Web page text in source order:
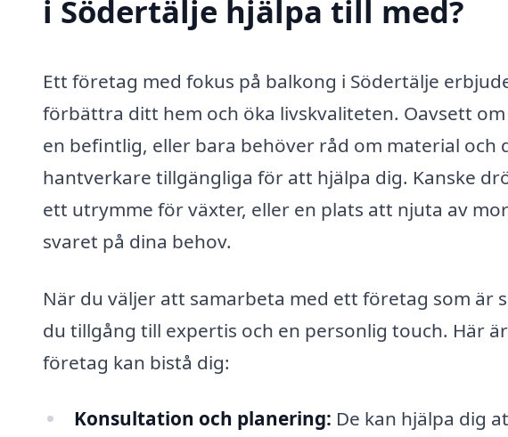
i Södertälje hjälpa till med?
Ett företag med fokus på balkong i Södertälje
förbättra ditt hem och öka livskvaliteten. Oavsett
en befintlig, eller bara behöver råd om material och
hantverkare tillgängliga för att hjälpa dig. Kanske
ett utrymme för växter, eller en plats att njuta av
svaret på dina behov.
När du väljer att samarbeta med ett företag som är
du tillgång till expertis och en personlig touch. Här
företag kan bistå dig:
Konsultation och planering: De kan hjälpa dig